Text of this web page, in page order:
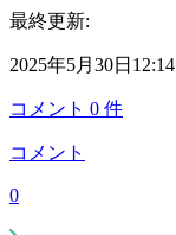
最終更新:
2025年5月30日12:14
コメント 0 件
コメント
0